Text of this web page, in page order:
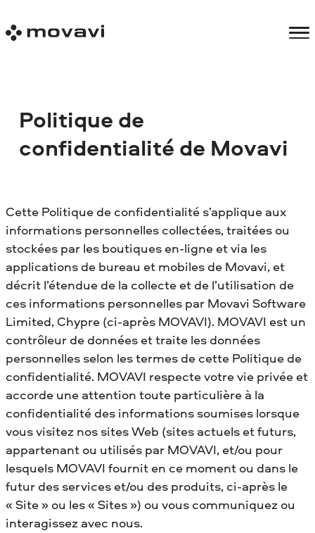
Politique de
confidentialité de Movavi
Cette Politique de confidentialité s’applique aux
informations personnelles collectées, traitées ou
stockées par les boutiques en-ligne et via les
applications de bureau et mobiles de Movavi, et
décrit l’étendue de la collecte et de l’utilisation de
ces informations personnelles par Movavi Software
Limited, Chypre (ci-après MOVAVI). MOVAVI est un
contrôleur de données et traite les données
personnelles selon les termes de cette Politique de
confidentialité. MOVAVI respecte votre vie privée et
accorde une attention toute particulière à la
confidentialité des informations soumises lorsque
vous visitez nos sites Web (sites actuels et futurs,
appartenant ou utilisés par MOVAVI, et/ou pour
lesquels MOVAVI fournit en ce moment ou dans le
futur des services et/ou des produits, ci-après le
« Site » ou les « Sites ») ou vous communiquez ou
interagissez avec nous.